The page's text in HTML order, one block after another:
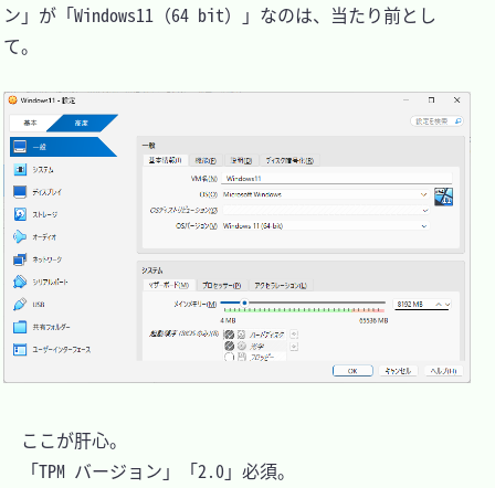
ン」が「Windows11（64 bit）」なのは、当たり前とし
て。
ここが肝心。
「TPM バージョン」「2.0」必須。